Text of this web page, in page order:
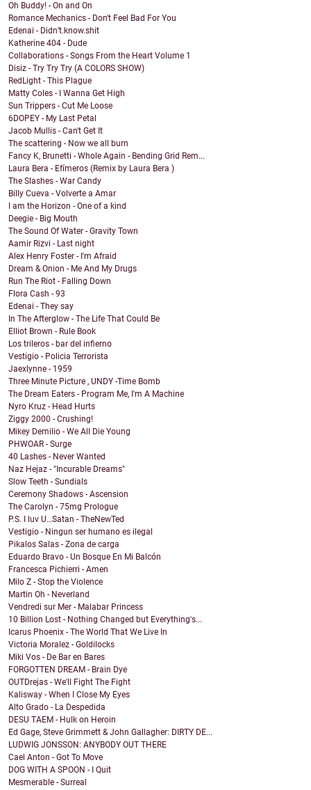
Oh Buddy! - On and On
Romance Mechanics - Don't Feel Bad For You
Edenai - Didn’t.know.shit
Katherine 404 - Dude
Collaborations - Songs From the Heart Volume 1
Disiz - Try Try Try (A COLORS SHOW)
RedLight - This Plague
Matty Coles - I Wanna Get High
Sun Trippers - Cut Me Loose
6DOPEY - My Last Petal
Jacob Mullis - Can't Get It
The scattering - Now we all burn
Fancy K, Brunetti - Whole Again - Bending Grid Rem...
Laura Bera - Efímeros (Remix by Laura Bera )
The Slashes - War Candy
Billy Cueva - Volverte a Amar
I am the Horizon - One of a kind
Deegie - Big Mouth
The Sound Of Water - Gravity Town
Aamir Rizvi - Last night
Alex Henry Foster - I'm Afraid
Dream & Onion - Me And My Drugs
Run The Riot - Falling Down
Flora Cash - 93
Edenai - They say
In The Afterglow - The Life That Could Be
Elliot Brown - Rule Book
Los trileros - bar del infierno
Vestigio - Policia Terrorista
Jaexlynne - 1959
Three Minute Picture , UNDY -Time Bomb
The Dream Eaters - Program Me, I'm A Machine
Nyro Kruz - Head Hurts
Ziggy 2000 - Crushing!
Mikey Demilio - We All Die Young
PHWOAR - Surge
40 Lashes - Never Wanted
Naz Hejaz - "Incurable Dreams"
Slow Teeth - Sundials
Ceremony Shadows - Ascension
The Carolyn - 75mg Prologue
P.S. I luv U…Satan - TheNewTed
Vestigio - Ningun ser humano es ilegal
Pikalos Salas - Zona de carga
Eduardo Bravo - Un Bosque En Mi Balcón
Francesca Pichierri - Amen
Milo Z - Stop the Violence
Martin Oh - Neverland
Vendredi sur Mer - Malabar Princess
10 Billion Lost - Nothing Changed but Everything's...
Icarus Phoenix - The World That We Live In
Victoria Moralez - Goldilocks
Miki Vos - De Bar en Bares
FORGOTTEN DREAM - Brain Dye
OUTDrejas - We'll Fight The Fight
Kalisway - When I Close My Eyes
Alto Grado - La Despedida
DESU TAEM - Hulk on Heroin
Ed Gage, Steve Grimmett & John Gallagher: DIRTY DE...
LUDWIG JONSSON: ANYBODY OUT THERE
Cael Anton - Got To Move
DOG WITH A SPOON - I Quit
Mesmerable - Surreal